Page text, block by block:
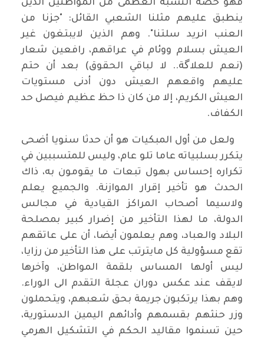
فهو حصة النسبة العظمى من المواطنين الذين
ينطبق عليهم مثلنا الشعبي القائل: "جزنا من
العنب انريد سلتنا". وهم الذين لايبتغون غير
العيش بسلام ووئام في عراقهم، رافعين شعار
(نعم للعلاگة.. لا لباقي الحقوق) بعد أن حتم
عليهم واقعهم العيش دون أدنى مستويات
العيش الكريم، إلا من كان ذا حظ عظيم فيصل حد
الكفاف.
ولعل من أول المبكيات هو أن حدثا سنويا أضحى
يتكرر بسلبياته عاما تلو عام، وليس للمتسببين في
تكراره إحساس بهول تبعات ما يقومون به، ذاك
الحدث هو تأخير إقرار الموازنة. والجميع يعلم
ولاسيما أصحاب المراكز القيادية في مجالس
الدولة، ما لهذا التأخير من إضرار كبير بمصلحة
البلاد والعباد، وهم يعلمون أيضا، أن على عاتقهم
تقع مسؤولية كل مايترتب على هذا التأخير من رزايا،
ليس أولها المساس بلقمة المواطن، وآخرها
لايقف عند عكس دوران عجلة التقدم الى الوراء.
وهم بهذا يرتكبون جريمة بحق شعبهم، ويتحملون
وزر حنثهم بقسمهم وأدائهم اليمين الدستورية،
حين تسنموا مقاليد الحكم في التشكيل الهرمي